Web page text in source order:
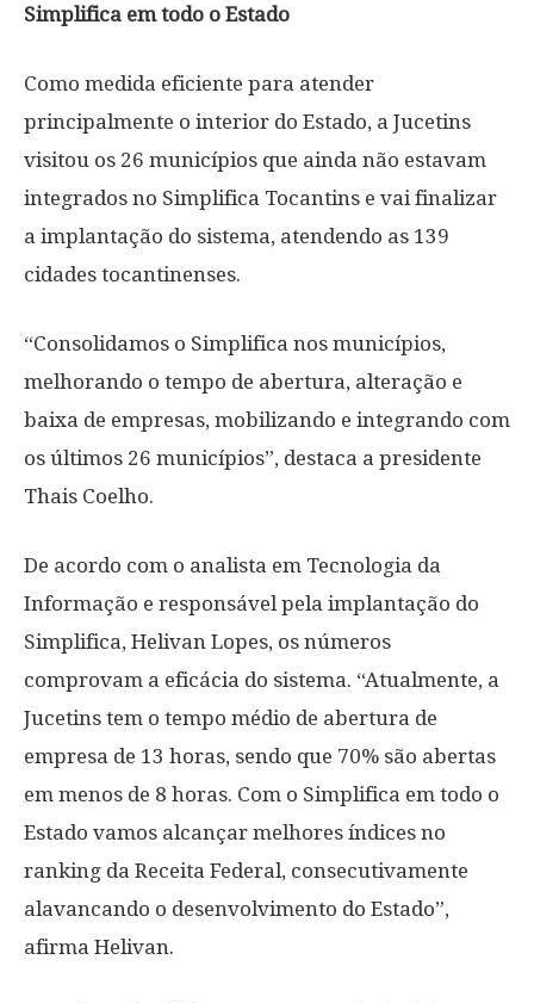
Simplifica em todo o Estado
Como medida eficiente para atender
principalmente o interior do Estado, a Jucetins
visitou os 26 municípios que ainda não estavam
integrados no Simplifica Tocantins e vai finalizar
a implantação do sistema, atendendo as 139
cidades tocantinenses.
“Consolidamos o Simplifica nos municípios,
melhorando o tempo de abertura, alteração e
baixa de empresas, mobilizando e integrando com
os últimos 26 municípios”, destaca a presidente
Thais Coelho.
De acordo com o analista em Tecnologia da
Informação e responsável pela implantação do
Simplifica, Helivan Lopes, os números
comprovam a eficácia do sistema. “Atualmente, a
Jucetins tem o tempo médio de abertura de
empresa de 13 horas, sendo que 70% são abertas
em menos de 8 horas. Com o Simplifica em todo o
Estado vamos alcançar melhores índices no
ranking da Receita Federal, consecutivamente
alavancando o desenvolvimento do Estado”,
afirma Helivan.